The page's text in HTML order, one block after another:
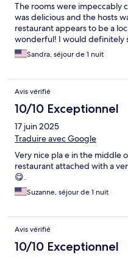
The rooms were impeccably
was delicious and the hosts
restaurant appears to be a
wonderful! I would definitely
Sandra, séjour de 1 nuit
Avis vérifié
10/10 Exceptionnel
17 juin 2025
Traduire avec Google
Very nice pla e in the middle
restaurant attached with a
😋.
Suzanne, séjour de 1 nuit
Avis vérifié
10/10 Exceptionnel